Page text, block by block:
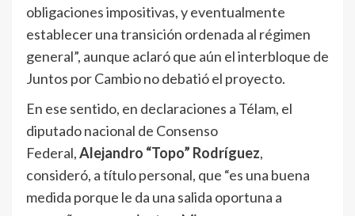
obligaciones impositivas, y eventualmente
establecer una transición ordenada al régimen
general”, aunque aclaró que aún el interbloque de
Juntos por Cambio no debatió el proyecto.
En ese sentido, en declaraciones a Télam, el
diputado nacional de Consenso
Federal,Alejandro “Topo” Rodríguez,
consideró, a título personal, que “es una buena
medida porque le da una salida oportuna a